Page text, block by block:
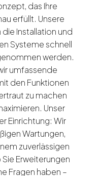
das Ihre
erfüllt. Unsere
Installation und
Systeme schnell
werden.
umfassende
den Funktionen
zu machen
Unser
Einrichtung: Wir
Wartungen,
zuverlässigen
Erweiterungen
Fragen haben –